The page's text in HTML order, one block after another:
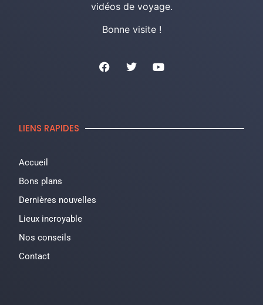
vidéos de voyage.
Bonne visite !
LIENS RAPIDES
Accueil
Bons plans
Dernières nouvelles
Lieux incroyable
Nos conseils
Contact